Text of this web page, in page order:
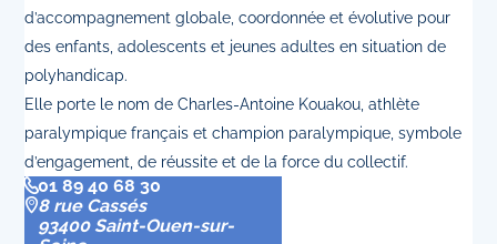
d’accompagnement globale, coordonnée et évolutive pour
des enfants, adolescents et jeunes adultes en situation de
polyhandicap.
Elle porte le nom de Charles-Antoine Kouakou, athlète
paralympique français et champion paralympique, symbole
d’engagement, de réussite et de la force du collectif.
01 89 40 68 30
8 rue Cassés
93400 Saint-Ouen-sur-